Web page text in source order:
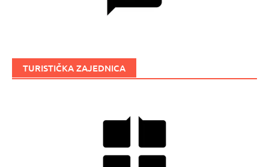
TURISTIČKA ZAJEDNICA